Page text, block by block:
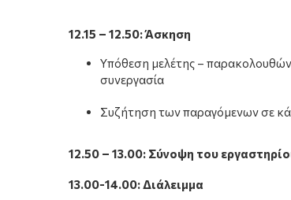
12.15 – 12.50: Άσκηση
Υπόθεση μελέτης –
συνεργασία
Συζήτηση των παραγόμενων σε
12.50 – 13.00: Σύνοψη του
13.00-14.00: Διάλειμμα